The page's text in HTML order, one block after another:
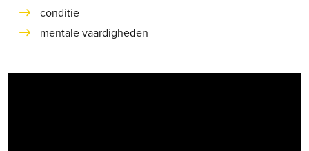
conditie
mentale vaardigheden